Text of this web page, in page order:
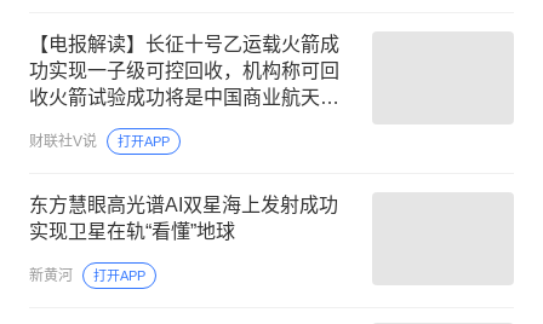
【电报解读】长征十号乙运载火箭成
功实现一子级可控回收，机构称可回
收火箭试验成功将是中国商业航天的
重要技术拐点，这家公司曾联合中标
海上回收船项目
财联社V说 打开APP
东方慧眼高光谱AI双星海上发射成功
实现卫星在轨“看懂”地球
新黄河 打开APP